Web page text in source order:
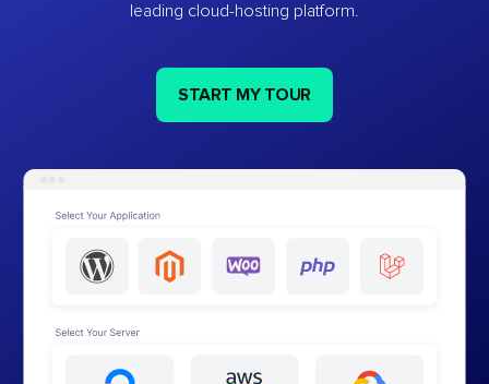
leading cloud-hosting platform.
START MY TOUR